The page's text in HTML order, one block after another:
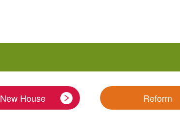
New House Reform